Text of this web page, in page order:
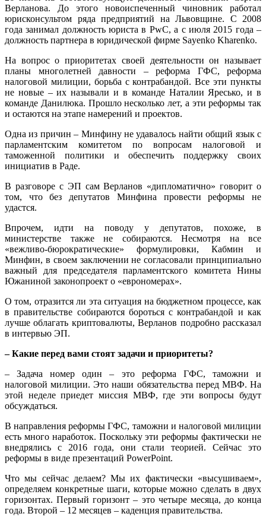
Верланова. До этого новоиспеченный чиновник работал
юрисконсультом ряда предприятий на Львовщине. С 2008
года занимал должность юриста в PwC, а с июля 2015 года –
должность партнера в юридической фирме Sayenko Kharenko.
На вопрос о приоритетах своей деятельности он называет
планы многолетней давности – реформа ГФС, реформа
налоговой милиции, борьба с контрабандой. Все эти пункты
не новые – их называли и в команде Наталии Яресько, и в
команде Данилюка. Прошло несколько лет, а эти реформы так
и остаются на этапе намерений и проектов.
Одна из причин – Минфину не удавалось найти общий язык с
парламентским комитетом по вопросам налоговой и
таможенной политики и обеспечить поддержку своих
инициатив в Раде.
В разговоре с ЭП сам Верланов «дипломатично» говорит о
том, что без депутатов Минфина провести реформы не
удастся.
Впрочем, идти на поводу у депутатов, похоже, в
министерстве также не собираются. Несмотря на все
«вежливо-бюрократические» формулировки, Кабмин и
Минфин, в своем заключении не согласовали принципиально
важный для председателя парламентского комитета Нины
Южаниной законопроект о «еврономерах».
О том, отразится ли эта ситуация на бюджетном процессе, как
в правительстве собираются бороться с контрабандой и как
лучше облагать криптовалюты, Верланов подробно рассказал
в интервью ЭП.
– Какие перед вами стоят задачи и приоритеты?
– Задача номер один – это реформа ГФС, таможни и
налоговой милиции. Это наши обязательства перед МВФ. На
этой неделе приедет миссия МВФ, где эти вопросы будут
обсуждаться.
В направления реформы ГФС, таможни и налоговой милиции
есть много наработок. Поскольку эти реформы фактически не
внедрялись с 2016 года, они стали теорией. Сейчас это
реформы в виде презентаций PowerPoint.
Что мы сейчас делаем? Мы их фактически «высушиваем»,
определяем конкретные шаги, которые можно сделать в двух
горизонтах. Первый горизонт – это четыре месяца, до конца
года. Второй – 12 месяцев – каденция правительства.